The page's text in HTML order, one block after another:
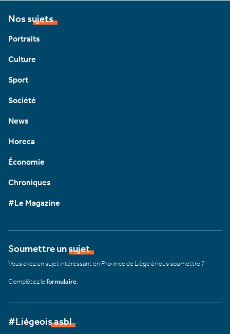
Nos sujets
Portraits
Culture
Sport
Société
News
Horeca
Économie
Chroniques
#Le Magazine
Soumettre un sujet
Vous avez un sujet intéressant en Province de Liège à nous soumettre ?
Complétez leformulaire
#Liégeois asbl